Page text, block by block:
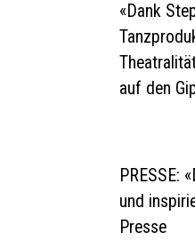
«Dank
auf den
PRESSE:
und
Presse